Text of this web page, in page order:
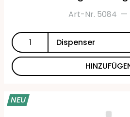
Art-Nr. 5084 —
NEU